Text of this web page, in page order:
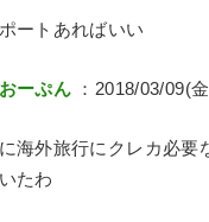
ートあればいい
ーぷん ：2018/03/09(
海外旅行にクレカ必要
たわ